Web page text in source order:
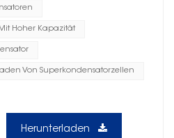
Hoher Kapazität
Von Superkondensatorzellen
Herunterladen